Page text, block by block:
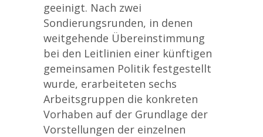
geeinigt. Nach zwei
Sondierungsrunden, in denen
weitgehende Übereinstimmung
bei den Leitlinien einer künftigen
gemeinsamen Politik festgestellt
wurde, erarbeiteten sechs
Arbeitsgruppen die konkreten
Vorhaben auf der Grundlage der
Vorstellungen der einzelnen